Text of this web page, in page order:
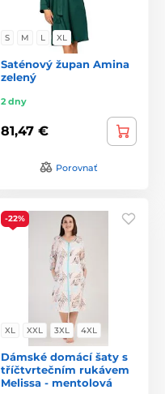
S M L XL
Saténový župan Amina
zelený
2 dny
81,47 €
Porovnať
-22%
XL XXL 3XL 4XL
Dámské domácí šaty s
tříčtvrtečním rukávem
Melissa - mentolová